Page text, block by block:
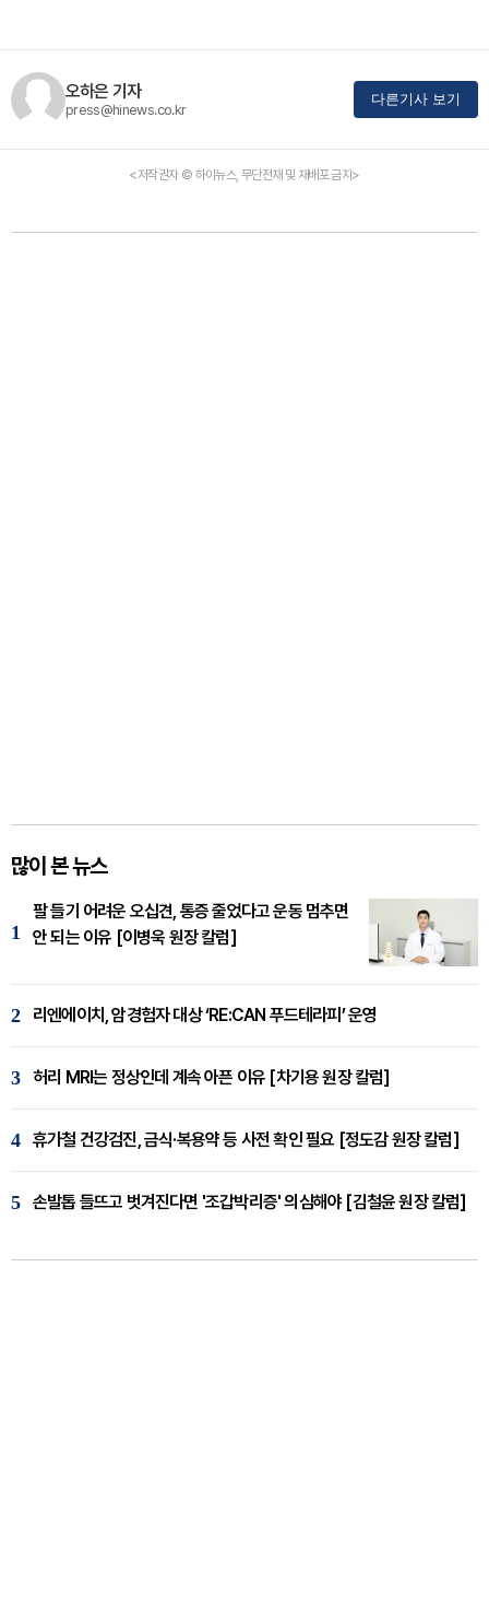
오하은 기자
press@hinews.co.kr
다른기사 보기
<저작권자 © 하이뉴스, 무단전재 및 재배포 금지>
많이 본 뉴스
1
팔 들기 어려운 오십견, 통증 줄었다고 운동 멈추면
안 되는 이유 [이병욱 원장 칼럼]
2 리엔에이치, 암경험자 대상 ‘RE:CAN 푸드테라피’ 운영
3 허리 MRI는 정상인데 계속 아픈 이유 [차기용 원장 칼럼]
4 휴가철 건강검진, 금식·복용약 등 사전 확인 필요 [정도감 원장 칼럼]
5 손발톱 들뜨고 벗겨진다면 '조갑박리증' 의심해야 [김철윤 원장 칼럼]